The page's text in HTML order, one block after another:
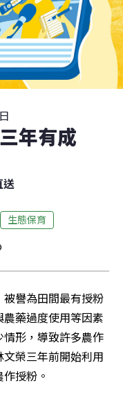
年有成
送
生態保育
譽為田間最有授粉
藥過度使用等因素
形，導致許多農作
榮三年前開始利用
授粉。